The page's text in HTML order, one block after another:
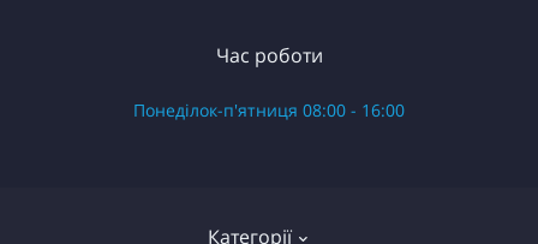
Категорії
Час роботи
Понеділок-п'ятниця 08:00 - 16:00